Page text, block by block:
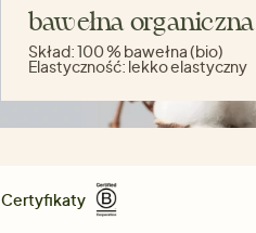
bawełna organiczna
Skład:100 % bawełna (bio)
Elastyczność: lekko elastyczny
Certyfikaty